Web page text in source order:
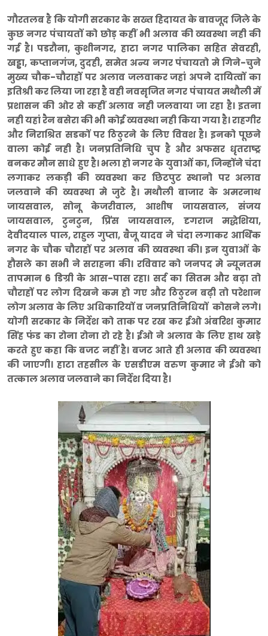
गौरतलब है कि योगी सरकार के सख्त हिदायत के बावजूद जिले के
कुछ नगर पंचायतों को छोड़ कहीं भी अलाव की व्यवस्था नही की
गई है। पडरौना, कुशीनगर, हाटा नगर पालिका सहित सेवरही,
खड्डा, कप्तानगंज, दुदही, समेत अन्य नगर पंचायतो मे गिने-चुने
मुख्य चौक-चौराहों पर अलाव जलवाकर जहां अपने दायित्वों का
इतिश्री कर लिया जा रहा है वही नवसृजित नगर पंचायत मथौली में
प्रशासन की ओर से कहीं अलाव नही जलवाया जा रहा है। इतना
नही यहां रैन बसेरा की भी कोई व्यवस्था नही किया गया है। राहगीर
और निराश्रित सडकों पर ठिठुरने के लिए विवश है। इनको पूछने
वाला कोई नही है। जनप्रतिनिधि चुप है और अफसर धृतराष्ट्र
बनकर मौन साधे हुए है। भला हो नगर के युवाओं का, जिन्होंने चंदा
लगाकर लकड़ी की व्यवस्था कर छिटपुट स्थानो पर अलाव
जलवाने की व्यवस्था मे जुटे है। मथौली बाजार के अमरनाथ
जायसवाल, सोनू केजरीवाल, आशीष जायसवाल, संजय
जायसवाल, टुनटुन, प्रिंस जायसवाल, दृगराज मद्धेशिया,
देवीदयाल पाल, राहुल गुप्ता, बैजू यादव ने चंदा लगाकर आर्थिक
नगर के चौक चौराहों पर अलाव की व्यवस्था की। इन युवाओं के
हौसले का सभी ने सराहना की। रविवार को जनपद मे न्यूनतम
तापमान 6 डिग्री के आस-पास रहा। सर्द का सितम और बढ़ा तो
चौराहों पर लोग दिखने कम हो गए और ठिठुरन बढ़ी तो परेशान
लोग अलाव के लिए अधिकारियों व जनप्रतिनिधियों कोसने लगे।
योगी सरकार के निर्देश को ताक पर रख कर ईओ अंबरिश कुमार
सिंह फंड का रोना रोना रो रहे है। ईओ ने अलाव के लिए हाथ खड़े
करते हुए कहा कि बजट नहीं है। बजट आते ही अलाव की व्यवस्था
की जाएगी। हाटा तहसील के एसडीएम वरुण कुमार ने ईओ को
तत्काल अलाव जलवाने का निर्देश दिया है।